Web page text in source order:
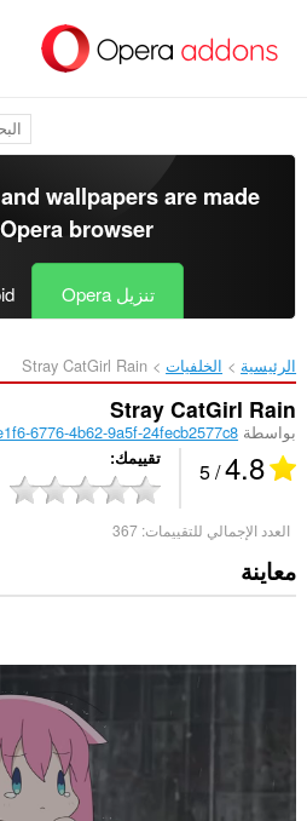
المحتوى
wallpapers are made
Opera browser
تنزيل Opera
الرئيسية الخلفيات Stray CatGirl Rain‎
Stray CatGirl Rain
بواسطة 6776-4b62-9a5f-24fecb2577c8
4.8
/ 5 تقييمك
العدد الإجمالي للتقييمات: 367
معاينة